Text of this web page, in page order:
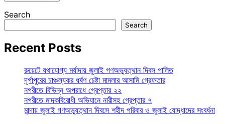
Search
Search
Recent Posts
রুয়েটে যথাযোগ্য মর্যাদায় জুলাই গণঅভ্যুত্থান দিবস পালিত
দূর্গাপুরের চাঞ্চল্যকর ধর্ষণ চেষ্টা মামলার আসামি গ্রেফতার
নগরীতে বিভিন্ন অপরাধে গ্রেপ্তার ২২
নগরীতে মাদকবিরোধী অভিযানে নারীসহ গ্রেপ্তার ৭
মান্দায় জুলাই গণঅভ্যুত্থান দিবসে শহীদ পরিবার ও জুলাই যোদ্ধাদের সংবর্ধনা